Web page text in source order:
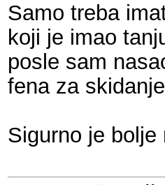
Samo treba
koji je imao
posle sam
fena za
Sigurno je